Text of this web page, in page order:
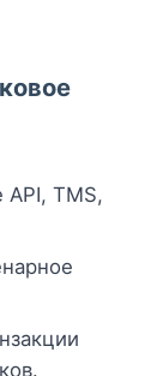
TMS,